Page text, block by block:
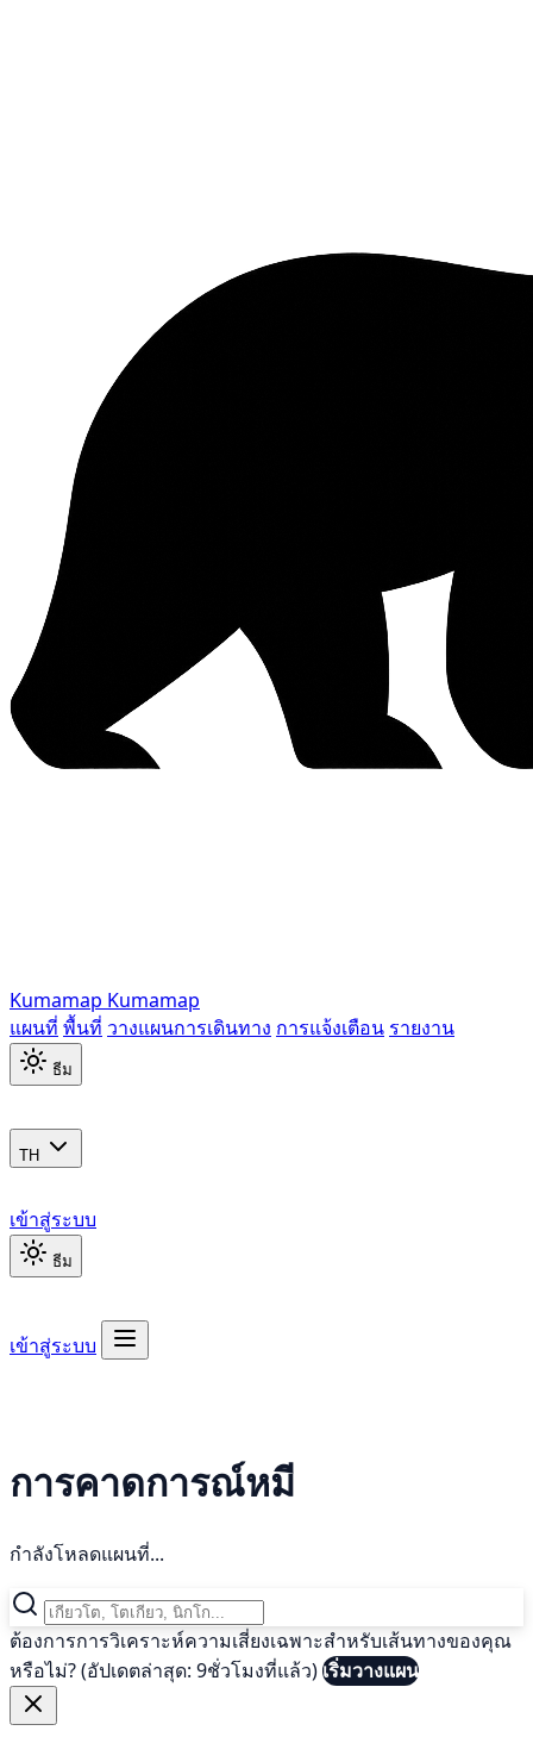
Kumamap Kumamap
แผนที่ พื้นที่ วางแผนการเดินทาง การแจ้งเตือน รายงาน
ธีม
TH
เข้าสู่ระบบ
ธีม
เข้าสู่ระบบ
การคาดการณ์หมี
กำลังโหลดแผนที่...
ต้องการการวิเคราะห์ความเสี่ยงเฉพาะสำหรับเส้นทางของคุณ
หรือไม่? (อัปเดตล่าสุด: 9ชั่วโมงที่แล้ว)เริ่มวางแผน